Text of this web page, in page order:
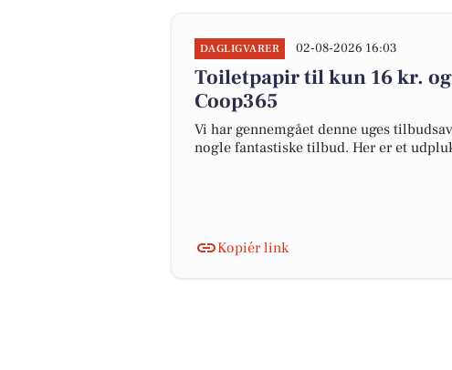
DAGLIGVARER 02-08-2026 16:03
Toiletpapir til kun 16 kr.
Coop365
Vi har gennemgået denne uges
nogle fantastiske tilbud. Her er et
Kopiér link